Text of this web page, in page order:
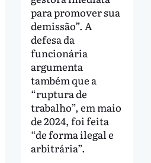
para promover sua
demissão”. A
defesa da
funcionária
argumenta
também que a
“ruptura de
trabalho”, em maio
de 2024, foi feita
“de forma ilegal e
arbitrária”.